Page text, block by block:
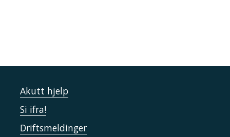
Akutt hjelp
Si ifra!
Driftsmeldinger